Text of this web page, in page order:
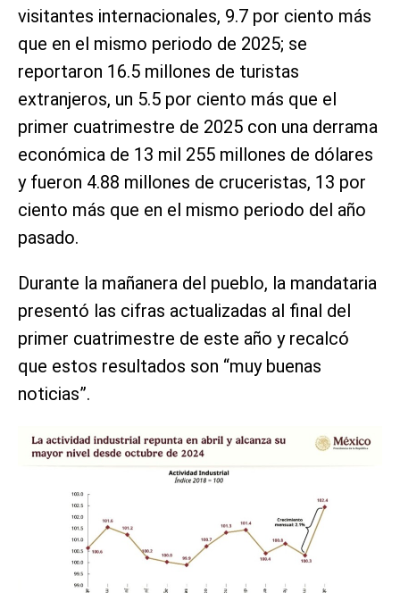
visitantes internacionales, 9.7 por ciento más
que en el mismo periodo de 2025; se
reportaron 16.5 millones de turistas
extranjeros, un 5.5 por ciento más que el
primer cuatrimestre de 2025 con una derrama
económica de 13 mil 255 millones de dólares
y fueron 4.88 millones de cruceristas, 13 por
ciento más que en el mismo periodo del año
pasado.
Durante la mañanera del pueblo, la mandataria
presentó las cifras actualizadas al final del
primer cuatrimestre de este año y recalcó
que estos resultados son “muy buenas
noticias”.